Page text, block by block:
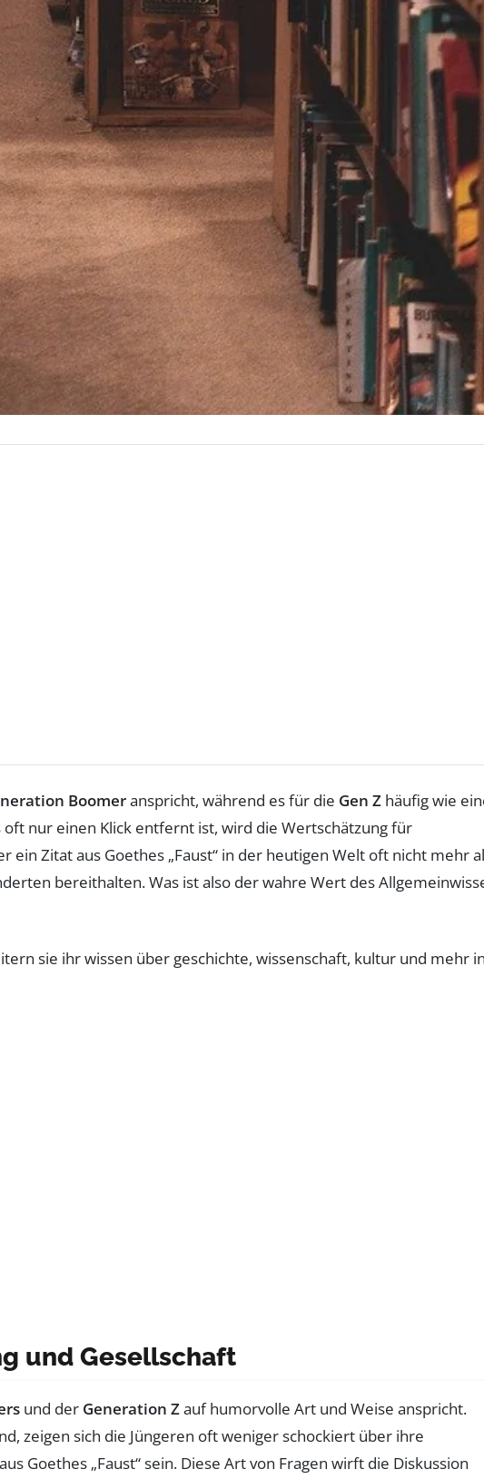
Boomeranspricht, während es für die Gen Z häufig wie
nur einen Klick entfernt ist, wird die Wertschätzung für
Zitat aus Goethes „Faust“ in der heutigen Welt oft nicht mehr
bereithalten. Was ist also der wahre Wert des
und Gesellschaft
und der Generation Zauf humorvolle Art und Weise anspricht.
zeigen sich die Jüngeren oft weniger schockiert über ihre
Goethes „Faust“ sein. Diese Art von Fragen wirft die Diskussion